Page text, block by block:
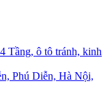
Tầng, ô tô tránh, kinh
Phú Diễn, Hà Nội,